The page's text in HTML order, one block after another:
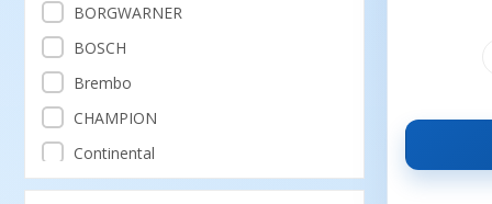
BORGWARNER
BOSCH
Brembo
CHAMPION
Continental
CORTECO